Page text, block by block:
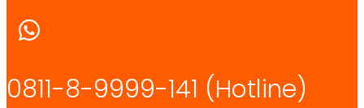
0811-8-9999-141 (Hotline)